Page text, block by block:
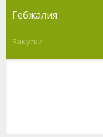
Гебжалия
Закуски